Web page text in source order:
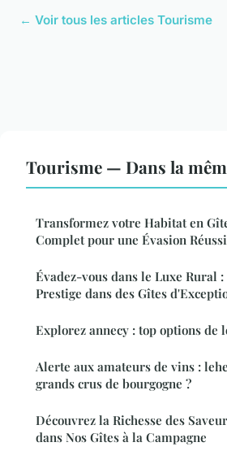
← Voir tous les articles Tourisme
Tourisme — Dans la
Transformez votre Habitat en
Complet pour une Évasion
Évadez-vous dans le Luxe Rural :
Prestige dans des Gîtes
Explorez annecy : top options de
Alerte aux amateurs de vins :
grands crus de bourgogne ?
Découvrez la Richesse des
dans Nos Gîtes à la Campagne